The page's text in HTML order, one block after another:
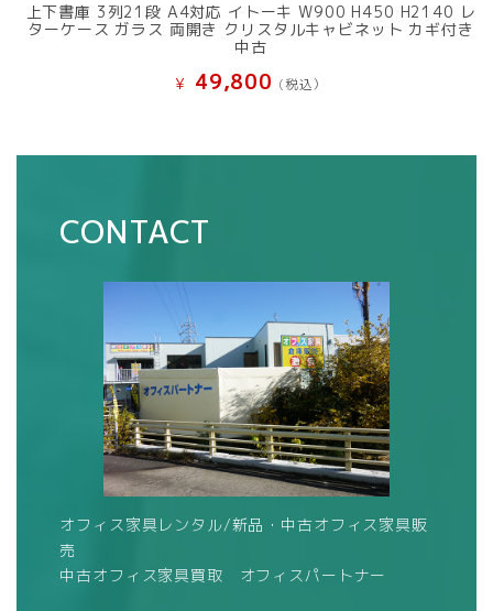
上下書庫 3列21段 A4対応 イトーキ W900 H450 H2140 レ
ターケース ガラス 両開き クリスタルキャビネット カギ付き
中古
¥ 49,800 (税込）
CONTACT
オフィス家具レンタル/新品・中古オフィス家具販
売
中古オフィス家具買取 オフィスパートナー